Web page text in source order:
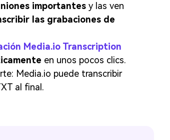
importantes y las ven
las grabaciones de
Media.io Transcription
en unos pocos clics.
Media.io puede transcribir
al final.